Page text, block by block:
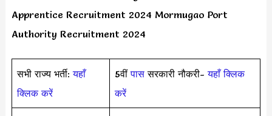
Apprentice Recruitment 2024 Mormugao Port
Authority Recruitment 2024
सभी राज्य भर्ती:यहाँ
क्लिक करें
5वींपाससरकारी नौकरी-यहाँ क्लिक
करें